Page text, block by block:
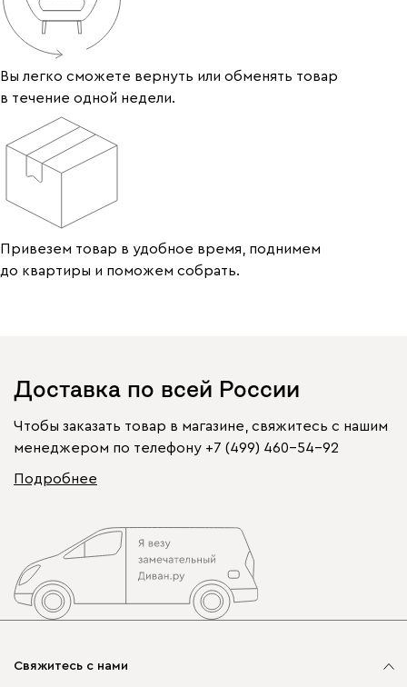
Вы легко сможете вернуть или обменять товар
в течение одной недели.
Привезем товар в удобное время, поднимем
до квартиры и поможем собрать.
Доставка по всей России
Чтобы заказать товар в магазине, свяжитесь с нашим
менеджером по телефону +7 (499) 460-54-92
Подробнее
Свяжитесь с нами